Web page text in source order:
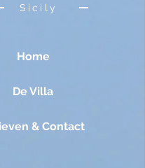
Sicily
Home
De Villa
& Contact